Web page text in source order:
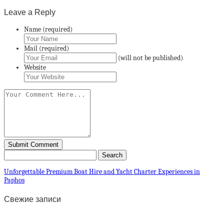
Leave a Reply
Name (required)
Mail (required)
(will not be published)
Website
Unforgettable Premium Boat Hire and Yacht Charter Experiences in
Paphos
Свежие записи